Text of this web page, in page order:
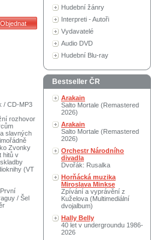
/ CD-MP3
rozhovor
slavných
Zvonky
hitů v
(VT
/ Šel
Hudební žánry
Interpreti - Autoři
Vydavatelé
Audio DVD
Hudební Blu-ray
Bestseller ČR
Arakain
Salto Mortale (Remastered
2026)
Arakain
Salto Mortale (Remastered
2026)
Orchestr Národního
divadla
Dvořák: Rusalka
Horňácká muzika
Miroslava Minkse
Zpívání a vyprávění z
Kuželova (Multimediální
dvojalbum)
Hally Belly
40 let v undergroundu 1986-
2026